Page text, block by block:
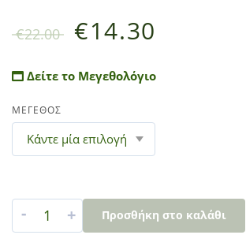
€22.00 €14.30
Δείτε το Μεγεθολόγιο
ΜΕΓΕΘΟΣ
- + Προσθήκη στο καλάθι